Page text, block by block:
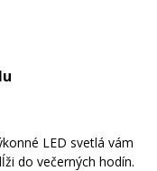
LED svetlá vám
do večerných hodín.